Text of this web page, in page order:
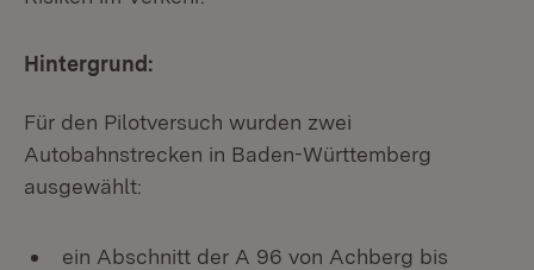
Hintergrund:
Für den Pilotversuch wurden zwei
Autobahnstrecken in Baden-Württemberg
ausgewählt:
ein Abschnitt der A 96 von Achberg bis